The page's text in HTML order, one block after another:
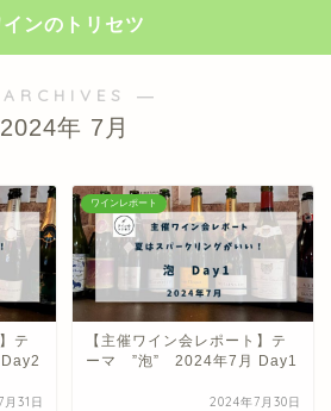
インのトリセツ
―
2024年 7月
テ
31日
ワインレポート
【主催ワイン会レポート】テ
ーマ ”泡” 2024年7月 Day1
2024年7月30日